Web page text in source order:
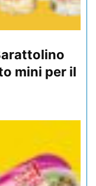
mini per il